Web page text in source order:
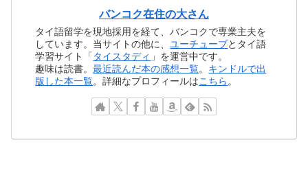
バンコク在住の大さん
タイ語留学を現地採用を経て、バンコクで専業主夫を
しています。当サイトの他に、ユーチューブとタイ語
学習サイト「 タイスタディ 」を運営中です。
趣味は読書。最近読んだ本の感想一覧。 キンドルで出
版した本一覧。詳細なプロフィールはこちら。